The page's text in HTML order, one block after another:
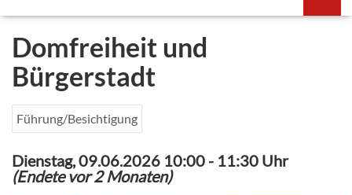
Domfreiheit und
Bürgerstadt
Führung/Besichtigung
Dienstag, 09.06.2026 10:00 - 11:30 Uhr
(Endete vor 2 Monaten)